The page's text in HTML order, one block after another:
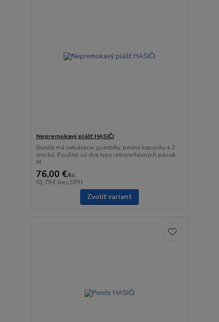
Nepremokavý plášť HASIČI
Bunda má zatváracie gombíky, pevnú kapucňu a 2
vrecká. Použité sú dva typy retroreflexných pások.
M...
76,00 €/ks
61,79 € bez DPH
Zvoliť variant